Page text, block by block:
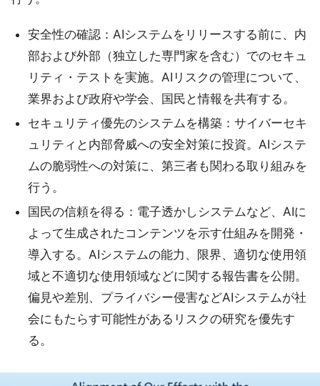
安全性の確認：AIシステムをリリースする前に、内
部および外部（独立した専門家を含む）でのセキュ
リティ・テストを実施。AIリスクの管理について、
業界および政府や学会、国民と情報を共有する。
セキュリティ優先のシステムを構築：サイバーセキ
ュリティと内部脅威への安全対策に投資。AIシステ
ムの脆弱性への対策に、第三者も関わる取り組みを
行う。
国民の信頼を得る：電子透かしシステムなど、AIに
よって生成されたコンテンツを示す仕組みを開発・
導入する。AIシステムの能力、限界、適切な使用領
域と不適切な使用領域などに関する報告書を公開。
偏見や差別、プライバシー侵害などAIシステムが社
会にもたらす可能性があるリスクの研究を優先す
る。